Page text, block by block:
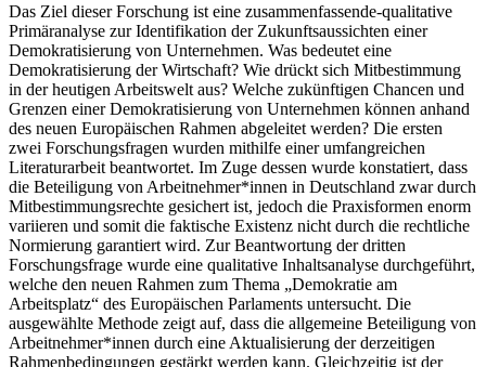
Das Ziel dieser Forschung ist eine zusammenfassende-qualitative
Primäranalyse zur Identifikation der Zukunftsaussichten einer
Demokratisierung von Unternehmen. Was bedeutet eine
Demokratisierung der Wirtschaft? Wie drückt sich Mitbestimmung
in der heutigen Arbeitswelt aus? Welche zukünftigen Chancen und
Grenzen einer Demokratisierung von Unternehmen können anhand
des neuen Europäischen Rahmen abgeleitet werden? Die ersten
zwei Forschungsfragen wurden mithilfe einer umfangreichen
Literaturarbeit beantwortet. Im Zuge dessen wurde konstatiert, dass
die Beteiligung von Arbeitnehmer*innen in Deutschland zwar durch
Mitbestimmungsrechte gesichert ist, jedoch die Praxisformen enorm
variieren und somit die faktische Existenz nicht durch die rechtliche
Normierung garantiert wird. Zur Beantwortung der dritten
Forschungsfrage wurde eine qualitative Inhaltsanalyse durchgeführt,
welche den neuen Rahmen zum Thema „Demokratie am
Arbeitsplatz“ des Europäischen Parlaments untersucht. Die
ausgewählte Methode zeigt auf, dass die allgemeine Beteiligung von
Arbeitnehmer*innen durch eine Aktualisierung der derzeitigen
Rahmenbedingungen gestärkt werden kann. Gleichzeitig ist der